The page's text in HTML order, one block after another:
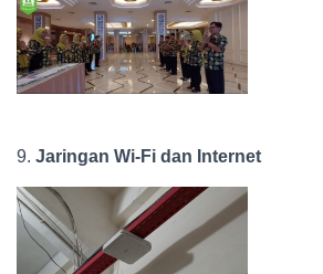
9. Jaringan Wi-Fi dan Internet